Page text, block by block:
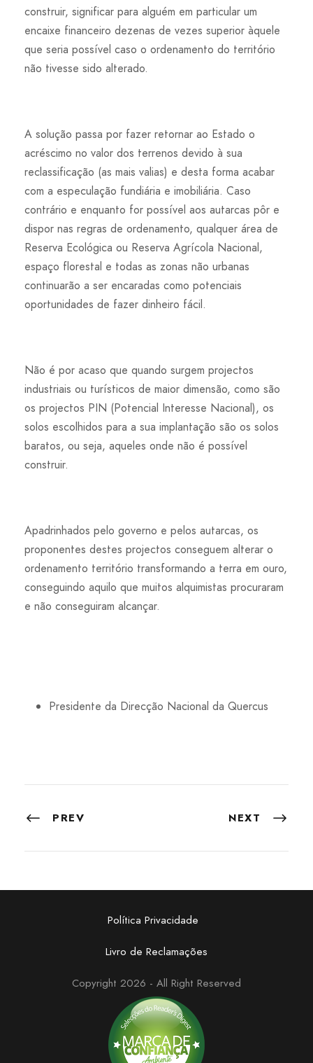
construir, significar para alguém em particular um
encaixe financeiro dezenas de vezes superior àquele
que seria possível caso o ordenamento do território
não tivesse sido alterado.
A solução passa por fazer retornar ao Estado o
acréscimo no valor dos terrenos devido à sua
reclassificação (as mais valias) e desta forma acabar
com a especulação fundiária e imobiliária. Caso
contrário e enquanto for possível aos autarcas pôr e
dispor nas regras de ordenamento, qualquer área de
Reserva Ecológica ou Reserva Agrícola Nacional,
espaço florestal e todas as zonas não urbanas
continuarão a ser encaradas como potenciais
oportunidades de fazer dinheiro fácil.
Não é por acaso que quando surgem projectos
industriais ou turísticos de maior dimensão, como são
os projectos PIN (Potencial Interesse Nacional), os
solos escolhidos para a sua implantação são os solos
baratos, ou seja, aqueles onde não é possível
construir.
Apadrinhados pelo governo e pelos autarcas, os
proponentes destes projectos conseguem alterar o
ordenamento território transformando a terra em ouro,
conseguindo aquilo que muitos alquimistas procuraram
e não conseguiram alcançar.
Presidente da Direcção Nacional da Quercus
PREV NEXT
Política Privacidade
Livro de Reclamações
Copyright 2026 - All Right Reserved